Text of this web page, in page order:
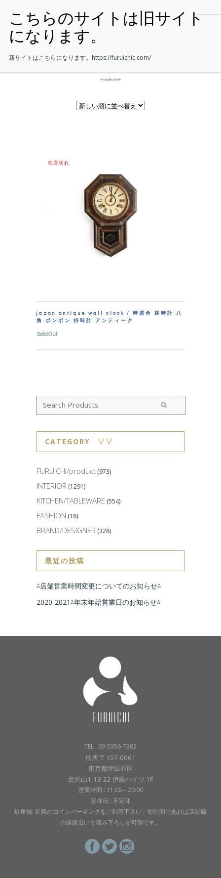
1件の結果を表示中
在庫切れ
japan antique wall clock / 時盛舎 林時計 八
角 ボンボン 掛時計 アンティーク
SoldOut
CATEGORY ▽▽
FURUICHI/product (973)
INTERIOR (1291)
KITCHEN/TABLEWARE (554)
FASHION (18)
BRAND/DESIGNER (328)
最近の投稿
⁂店舗営業時間変更についてのお知らせ⁂
2020-2021⁂年末年始営業日のお知らせ⁂
TEL : 03-5356-7362
住所:〒157-0061
東京都世田谷区
北烏山1-13-22 伊藤ハイツ 1F
営業時間 : 11:00～20:00
定休日 : 不定休
駐車場: 近隣のコインパーキングをご利用下さい。短時間であれば店鋪脇
の道路沿いで積み下ろしが可能です。
新サイトはこちらになります。 https://furuichic.com/